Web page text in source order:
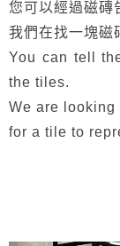
您可以經過磁磚
我們在找一塊磁
You can tell
the tiles.
We are looking
for a tile to